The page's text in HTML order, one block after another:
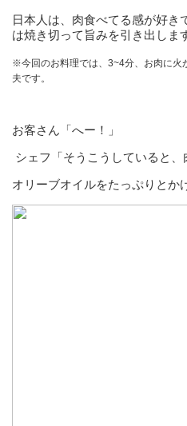
日本人は、肉食べてる感が好き
は焼き切って旨みを引き出しま
※今回のお料理では、3~4分、お肉に火
夫です。
お客さん「へー！」
シェフ「そうこうしていると、
オリーブオイルをたっぷりとか